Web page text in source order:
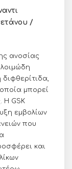
/
ανοσίας
μπορεί
Η GSK
εμβολίων
που
και